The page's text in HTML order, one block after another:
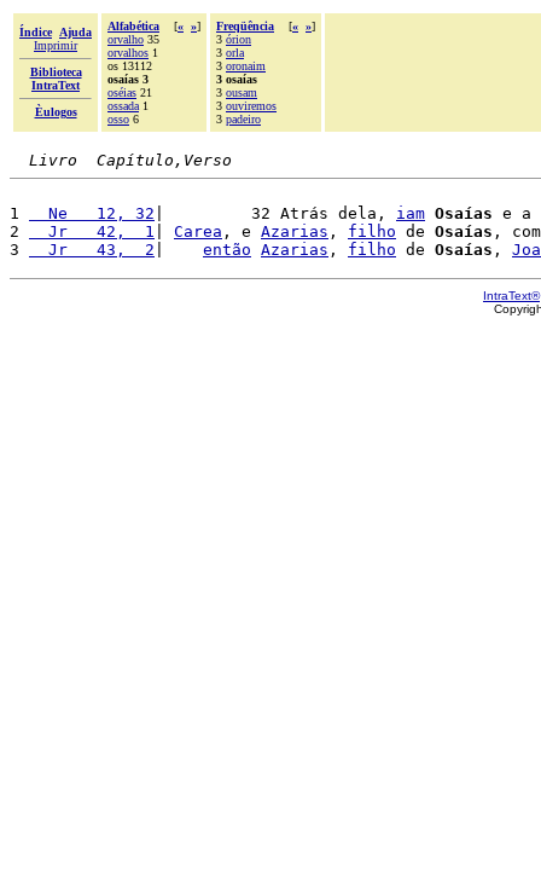
Índice
Ajuda
Imprimir
Biblioteca
IntraText
Èulogos
Alfabética [« »]
orvalho 35
orvalhos 1
os 13112
osaías 3
oséias 21
ossada 1
osso 6
Freqüência [« »]
3 órion
3 orla
3 oronaim
3 osaías
3 ousam
3 ouviremos
3 padeiro
Livro  Capítulo,Verso
1
  Ne   12, 32
|         32 Atrás dela, iam Osaías e a
2
  Jr   42,  1
Carea , e Azarias , filho de Osaías ,
3
  Jr   43,  2
então Azarias , filho de Osaías ,
IntraText®